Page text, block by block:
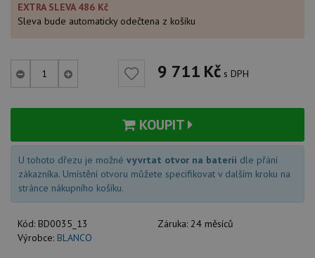
EXTRA SLEVA 486 Kč
Sleva bude automaticky odečtena z košíku
9 711 Kč s DPH
KOUPIT
U tohoto dřezu je možné vyvrtat otvor na baterii dle přání
zákazníka. Umístění otvoru můžete specifikovat v dalším kroku na
stránce nákupního košíku.
Kód: BD0035_13 Záruka: 24 měsíců
Výrobce: BLANCO